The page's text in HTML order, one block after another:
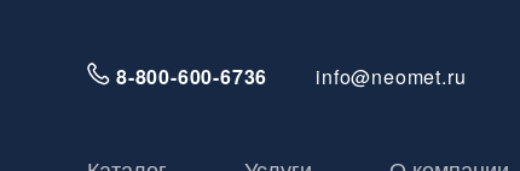
8-800-600-6736 info@neomet.ru